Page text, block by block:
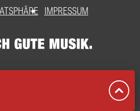
IMPRESSUM